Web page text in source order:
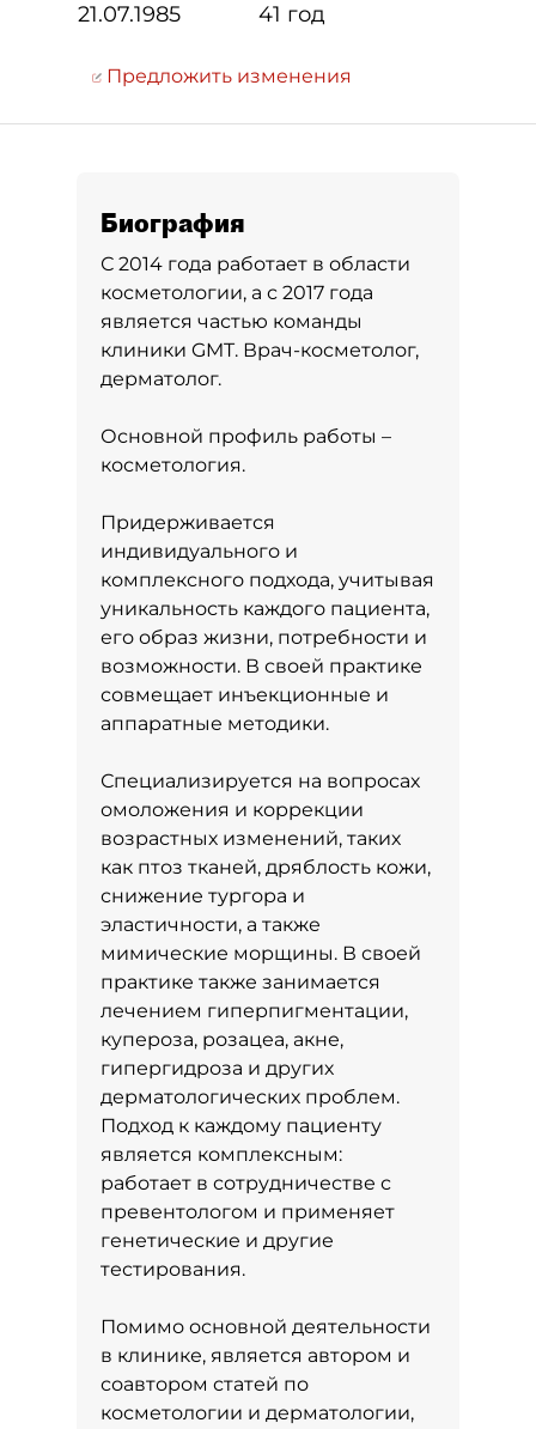
21.07.1985 41 год
Предложить изменения
Биография
С 2014 года работает в области
косметологии, а с 2017 года
является частью команды
клиники GMT. Врач-косметолог,
дерматолог.
Основной профиль работы –
косметология.
Придерживается
индивидуального и
комплексного подхода, учитывая
уникальность каждого пациента,
его образ жизни, потребности и
возможности. В своей практике
совмещает инъекционные и
аппаратные методики.
Специализируется на вопросах
омоложения и коррекции
возрастных изменений, таких
как птоз тканей, дряблость кожи,
снижение тургора и
эластичности, а также
мимические морщины. В своей
практике также занимается
лечением гиперпигментации,
купероза, розацеа, акне,
гипергидроза и других
дерматологических проблем.
Подход к каждому пациенту
является комплексным:
работает в сотрудничестве с
превентологом и применяет
генетические и другие
тестирования.
Помимо основной деятельности
в клинике, является автором и
соавтором статей по
косметологии и дерматологии,